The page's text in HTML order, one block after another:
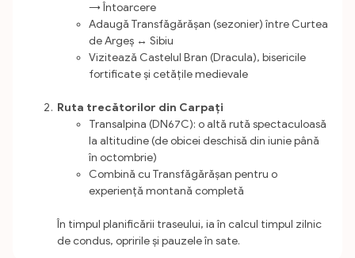
→ Întoarcere
Adaugă Transfăgărășan (sezonier) între Curtea
de Argeș ↔ Sibiu
Vizitează Castelul Bran (Dracula), bisericile
fortificate și cetățile medievale
Ruta trecătorilor din Carpați
Transalpina (DN67C): o altă rută spectaculoasă
la altitudine (de obicei deschisă din iunie până
în octombrie)
Combină cu Transfăgărășan pentru o
experiență montană completă
În timpul planificării traseului, ia în calcul timpul zilnic
de condus, opririle și pauzele în sate.